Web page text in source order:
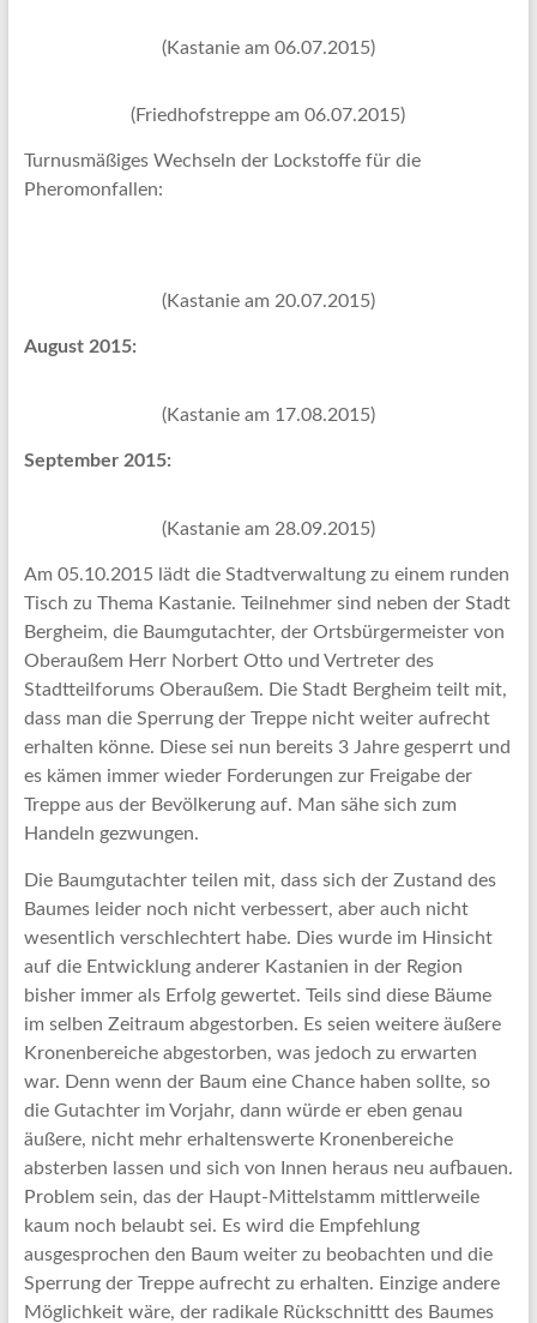
(Kastanie am 06.07.2015)
(Friedhofstreppe am 06.07.2015)
Turnusmäßiges Wechseln der Lockstoffe für die
Pheromonfallen:
(Kastanie am 20.07.2015)
August 2015:
(Kastanie am 17.08.2015)
September 2015:
(Kastanie am 28.09.2015)
Am 05.10.2015 lädt die Stadtverwaltung zu einem runden
Tisch zu Thema Kastanie. Teilnehmer sind neben der Stadt
Bergheim, die Baumgutachter, der Ortsbürgermeister von
Oberaußem Herr Norbert Otto und Vertreter des
Stadtteilforums Oberaußem. Die Stadt Bergheim teilt mit,
dass man die Sperrung der Treppe nicht weiter aufrecht
erhalten könne. Diese sei nun bereits 3 Jahre gesperrt und
es kämen immer wieder Forderungen zur Freigabe der
Treppe aus der Bevölkerung auf. Man sähe sich zum
Handeln gezwungen.
Die Baumgutachter teilen mit, dass sich der Zustand des
Baumes leider noch nicht verbessert, aber auch nicht
wesentlich verschlechtert habe. Dies wurde im Hinsicht
auf die Entwicklung anderer Kastanien in der Region
bisher immer als Erfolg gewertet. Teils sind diese Bäume
im selben Zeitraum abgestorben. Es seien weitere äußere
Kronenbereiche abgestorben, was jedoch zu erwarten
war. Denn wenn der Baum eine Chance haben sollte, so
die Gutachter im Vorjahr, dann würde er eben genau
äußere, nicht mehr erhaltenswerte Kronenbereiche
absterben lassen und sich von Innen heraus neu aufbauen.
Problem sein, das der Haupt-Mittelstamm mittlerweile
kaum noch belaubt sei. Es wird die Empfehlung
ausgesprochen den Baum weiter zu beobachten und die
Sperrung der Treppe aufrecht zu erhalten. Einzige andere
Möglichkeit wäre, der radikale Rückschnittt des Baumes